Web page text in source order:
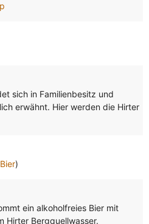
sich in Familienbesitz und
erwähnt. Hier werden die Hirter
)
ein alkoholfreies Bier mit
Hirter Bergquellwasser.